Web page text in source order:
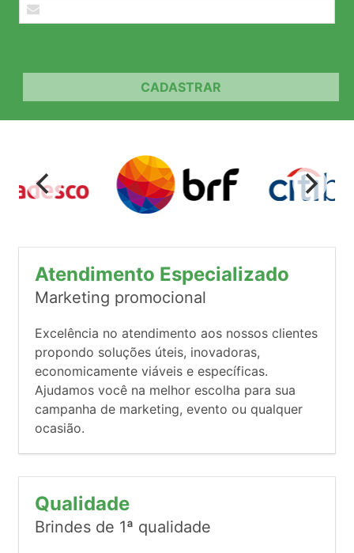
CADASTRAR
Atendimento Especializado
Marketing promocional
Excelência no atendimento aos nossos clientes
propondo soluções úteis, inovadoras,
economicamente viáveis e específicas.
Ajudamos você na melhor escolha para sua
campanha de marketing, evento ou qualquer
ocasião.
Qualidade
Brindes de 1ª qualidade